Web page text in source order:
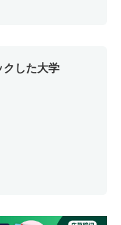
クした大学